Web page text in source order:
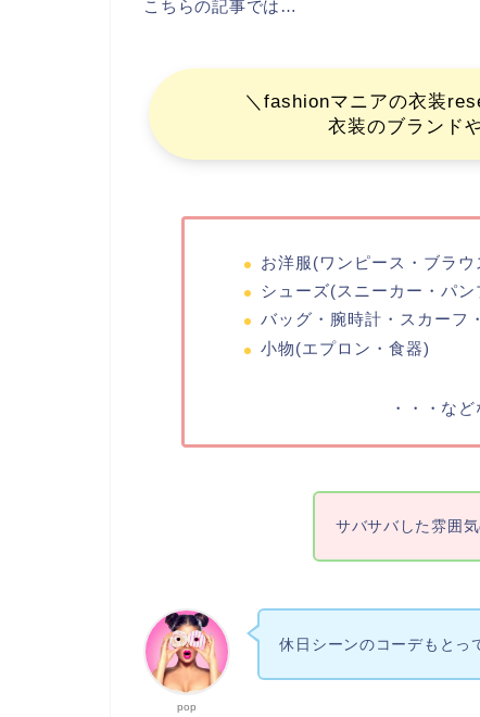
こちらの記事では…
＼fashionマニアの衣装
衣装のブランド
お洋服(ワンピース・ブラ
シューズ(スニーカー・パ
バッグ・腕時計・スカーフ
小物(エプロン・食器)
・・・な
サバサバした雰囲
pop
休日シーンのコーデもとっ